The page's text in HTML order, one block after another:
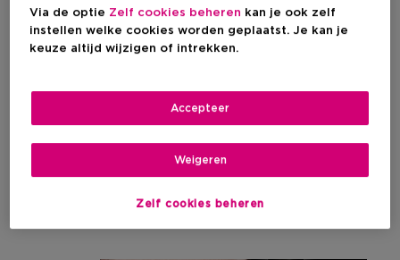
#BECREATIVEMAKEUP
Via de optie Zelf cookies beheren kan je ook zelf
instellen welke cookies worden geplaatst. Je kan je
keuze altijd wijzigen of intrekken.
Zelf cookies beheren
Weigeren
Accepteer